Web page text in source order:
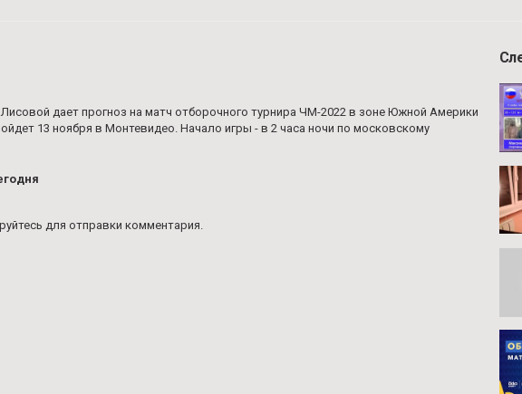
дает прогноз на матч отборочного турнира ЧМ-2022 в зоне Южной Америки
13 ноября в Монтевидео. Начало игры - в 2 часа ночи по московскому
для отправки комментария.